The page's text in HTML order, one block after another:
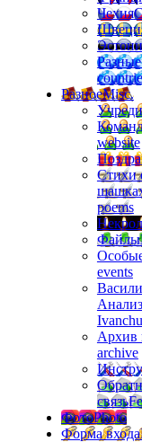
Чехия
РазноеMisc.
website
Стихи
poems
Файлы
events
Архив
archive
связь
ФотоPhoto
Форма входа